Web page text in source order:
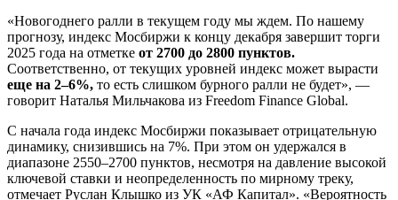
«Новогоднего ралли в текущем году мы ждем. По нашему
прогнозу, индекс Мосбиржи к концу декабря завершит торги
2025 года на отметке от 2700 до 2800 пунктов.
Соответственно, от текущих уровней индекс может вырасти
еще на 2–6%, то есть слишком бурного ралли не будет», —
говорит Наталья Мильчакова из Freedom Finance Global.
С начала года индекс Мосбиржи показывает отрицательную
динамику, снизившись на 7%. При этом он удержался в
диапазоне 2550–2700 пунктов, несмотря на давление высокой
ключевой ставки и неопределенность по мирному треку,
отмечает Руслан Клышко из УК «АФ Капитал». «Вероятность